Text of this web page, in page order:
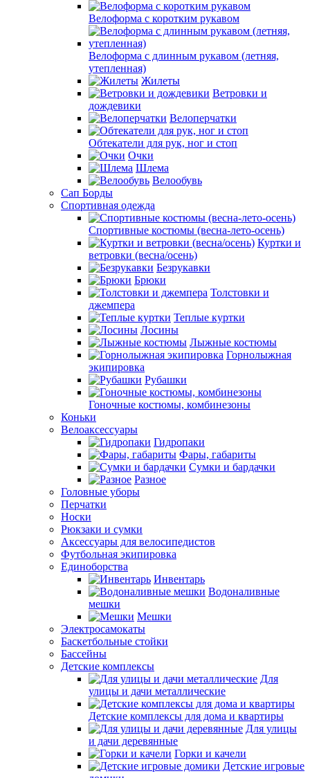
Велоформа с коротким рукавом
Велоформа с длинным рукавом (летняя,
утепленная)
Жилеты
Ветровки и
дождевики
Велоперчатки
Обтекатели для рук, ног и стоп
Очки
Шлема
Велообувь
Сап Борды
Спортивная одежда
Спортивные костюмы (весна-лето-осень)
Куртки и
ветровки (весна/осень)
Безрукавки
Брюки
Толстовки и
джемпера
Теплые куртки
Лосины
Лыжные костюмы
Горнолыжная
экипировка
Рубашки
Гоночные костюмы, комбинезоны
Коньки
Велоаксессуары
Гидропаки
Фары, габариты
Сумки и бардачки
Разное
Головные уборы
Перчатки
Носки
Рюкзаки и сумки
Аксессуары для велосипедистов
Футбольная экипировка
Единоборства
Инвентарь
Водоналивные
мешки
Мешки
Электросамокаты
Баскетбольные стойки
Бассейны
Детские комплексы
Для
улицы и дачи металлические
Детские комплексы для дома и квартиры
Для улицы
и дачи деревянные
Горки и качели
Детские игровые